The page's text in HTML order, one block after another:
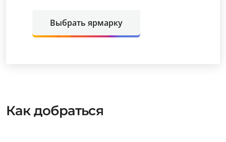
Выбрать ярмарку
Как добраться